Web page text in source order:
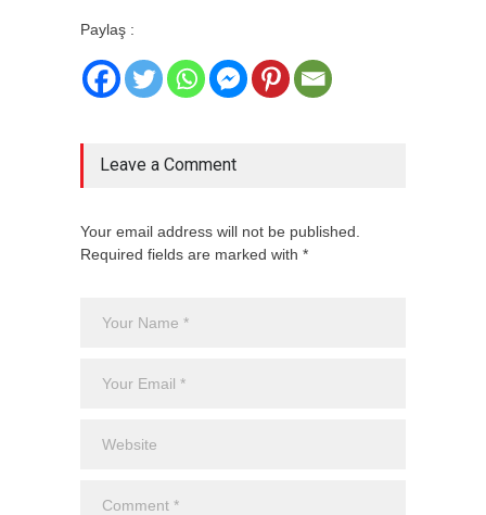
Paylaş :
Leave a Comment
Your email address will not be published.
Required fields are marked with *